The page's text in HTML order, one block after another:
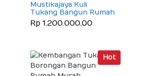
Mustikajaya Kuli
Tukang Bangun Rumah
Murah Bergaransi
Rp 1.200.000,00
Hot